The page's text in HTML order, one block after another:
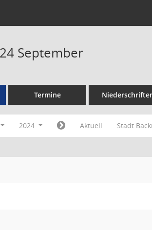
September
Termine
2024 Aktuell Stadt